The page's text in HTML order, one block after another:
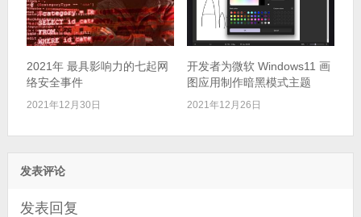
2021年 最具影响力的七起网
络安全事件
2021年12月30日
开发者为微软 Windows11 画
图应用制作暗黑模式主题
2021年12月26日
发表评论
发表回复